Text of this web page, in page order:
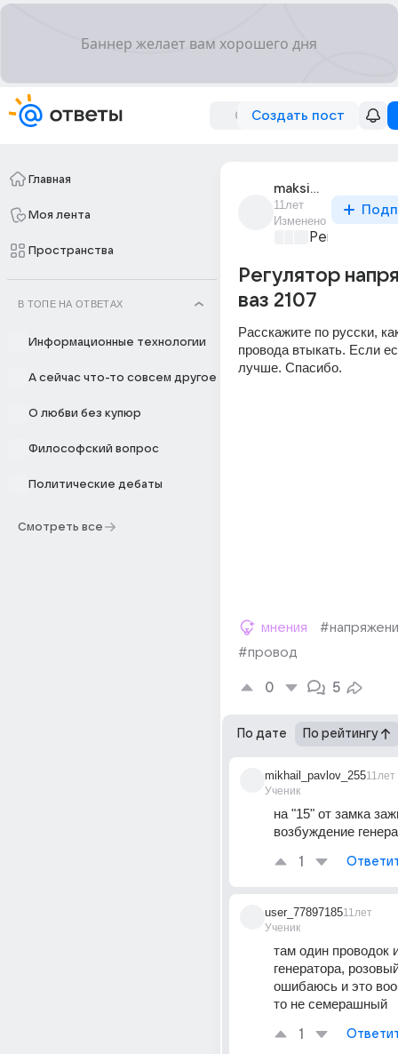
Создать пост
Главная
Моя лента
Пространства
В ТОПЕ НА ОТВЕТАХ
Информационные технологии
А сейчас что-то совсем другое
О любви без купюр
Философский вопрос
Политические дебаты
Смотреть все
maksim_kolesnik_69
11лет
Изменено
Ремонт и
Регулятор
ваз 2107
Расскажите по русски,
провода втыкать. Если
лучше. Спасибо.
мнения
#провод
0 5
По дате По рейтингу
mikhail_pavlov_255
Ученик
11лет
на "15" от замка
возбуждение
1
user_77897185
Ученик
11лет
там один проводок
генератора,
ошибаюсь и это
то не семерашный
1